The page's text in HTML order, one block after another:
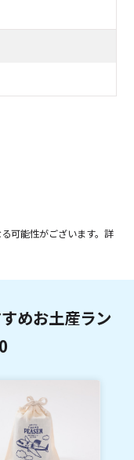
可能性がございます。詳
めお土産ラン